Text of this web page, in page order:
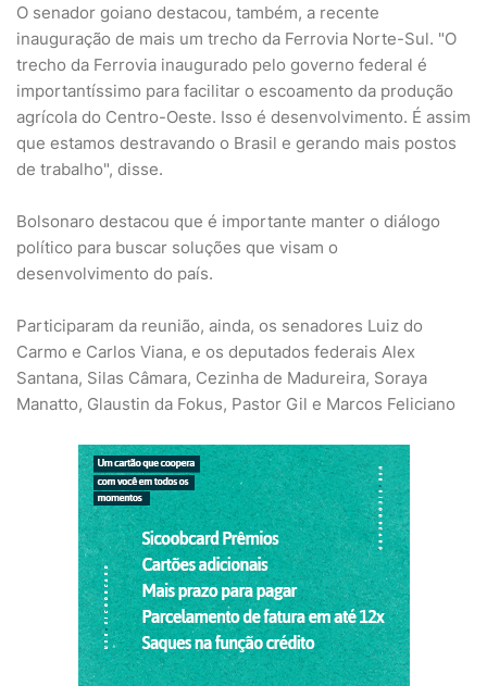
O senador goiano destacou, também, a recente
inauguração de mais um trecho da Ferrovia Norte-Sul. "O
trecho da Ferrovia inaugurado pelo governo federal é
importantíssimo para facilitar o escoamento da produção
agrícola do Centro-Oeste. Isso é desenvolvimento. É assim
que estamos destravando o Brasil e gerando mais postos
de trabalho", disse.
Bolsonaro destacou que é importante manter o diálogo
político para buscar soluções que visam o
desenvolvimento do país.
Participaram da reunião, ainda, os senadores Luiz do
Carmo e Carlos Viana, e os deputados federais Alex
Santana, Silas Câmara, Cezinha de Madureira, Soraya
Manatto, Glaustin da Fokus, Pastor Gil e Marcos Feliciano